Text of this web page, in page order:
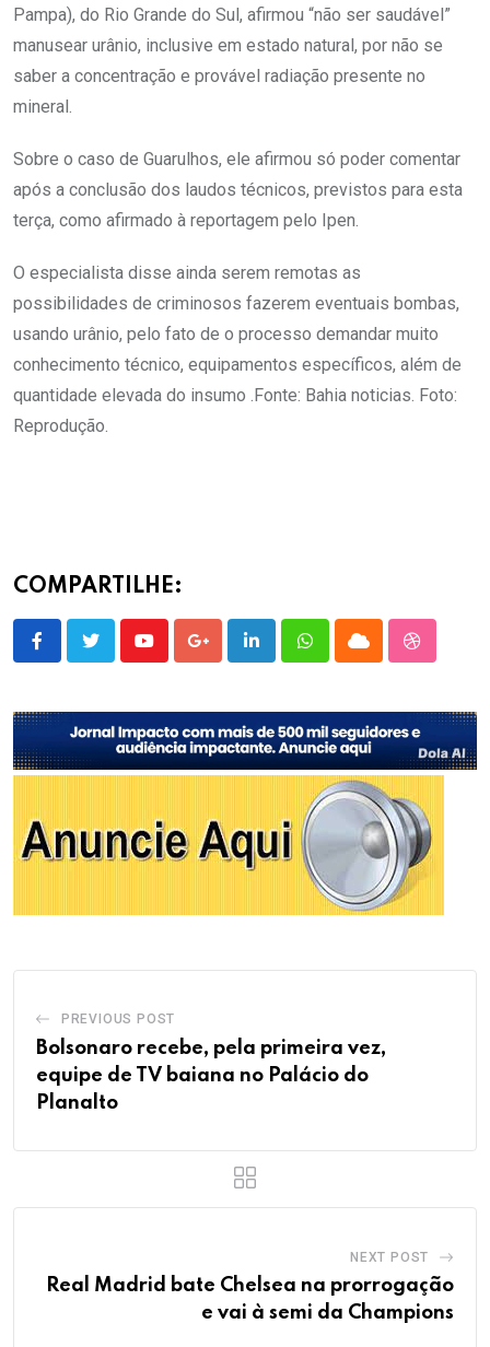
Pampa), do Rio Grande do Sul, afirmou “não ser saudável”
manusear urânio, inclusive em estado natural, por não se
saber a concentração e provável radiação presente no
mineral.
Sobre o caso de Guarulhos, ele afirmou só poder comentar
após a conclusão dos laudos técnicos, previstos para esta
terça, como afirmado à reportagem pelo Ipen.
O especialista disse ainda serem remotas as
possibilidades de criminosos fazerem eventuais bombas,
usando urânio, pelo fato de o processo demandar muito
conhecimento técnico, equipamentos específicos, além de
quantidade elevada do insumo .Fonte: Bahia noticias. Foto:
Reprodução.
COMPARTILHE:
YoutubeGoogle+LinkedInWhatsappCloud
PREVIOUS POST
Bolsonaro recebe, pela primeira vez,
equipe de TV baiana no Palácio do
Planalto
NEXT POST
Real Madrid bate Chelsea na prorrogação
e vai à semi da Champions